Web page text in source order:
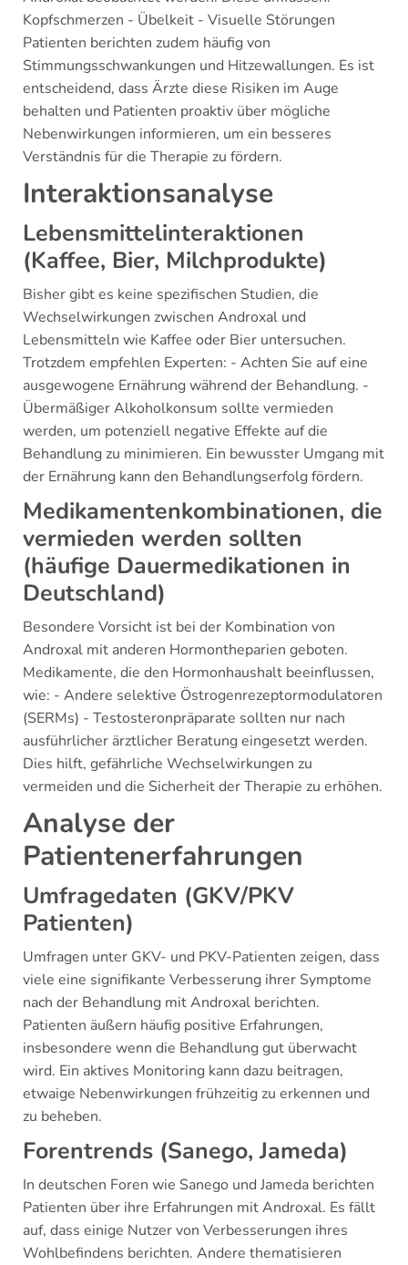
Kopfschmerzen - Übelkeit - Visuelle Störungen
Patienten berichten zudem häufig von
Stimmungsschwankungen und Hitzewallungen. Es ist
entscheidend, dass Ärzte diese Risiken im Auge
behalten und Patienten proaktiv über mögliche
Nebenwirkungen informieren, um ein besseres
Verständnis für die Therapie zu fördern.
Interaktionsanalyse
Lebensmittelinteraktionen
(Kaffee, Bier, Milchprodukte)
Bisher gibt es keine spezifischen Studien, die
Wechselwirkungen zwischen Androxal und
Lebensmitteln wie Kaffee oder Bier untersuchen.
Trotzdem empfehlen Experten: - Achten Sie auf eine
ausgewogene Ernährung während der Behandlung. -
Übermäßiger Alkoholkonsum sollte vermieden
werden, um potenziell negative Effekte auf die
Behandlung zu minimieren. Ein bewusster Umgang mit
der Ernährung kann den Behandlungserfolg fördern.
Medikamentenkombinationen, die
vermieden werden sollten
(häufige Dauermedikationen in
Deutschland)
Besondere Vorsicht ist bei der Kombination von
Androxal mit anderen Hormontheparien geboten.
Medikamente, die den Hormonhaushalt beeinflussen,
wie: - Andere selektive Östrogenrezeptormodulatoren
(SERMs) - Testosteronpräparate sollten nur nach
ausführlicher ärztlicher Beratung eingesetzt werden.
Dies hilft, gefährliche Wechselwirkungen zu
vermeiden und die Sicherheit der Therapie zu erhöhen.
Analyse der
Patientenerfahrungen
Umfragedaten (GKV/PKV
Patienten)
Umfragen unter GKV- und PKV-Patienten zeigen, dass
viele eine signifikante Verbesserung ihrer Symptome
nach der Behandlung mit Androxal berichten.
Patienten äußern häufig positive Erfahrungen,
insbesondere wenn die Behandlung gut überwacht
wird. Ein aktives Monitoring kann dazu beitragen,
etwaige Nebenwirkungen frühzeitig zu erkennen und
zu beheben.
Forentrends (Sanego, Jameda)
In deutschen Foren wie Sanego und Jameda berichten
Patienten über ihre Erfahrungen mit Androxal. Es fällt
auf, dass einige Nutzer von Verbesserungen ihres
Wohlbefindens berichten. Andere thematisieren